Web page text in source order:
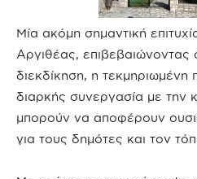
Μία ακόμη σημαντική
Αργιθέας, επιβεβαιώνοντας
διεκδίκηση, η τεκμηριωμένη
διαρκής συνεργασία με την
μπορούν να αποφέρουν
για τους δημότες και τον